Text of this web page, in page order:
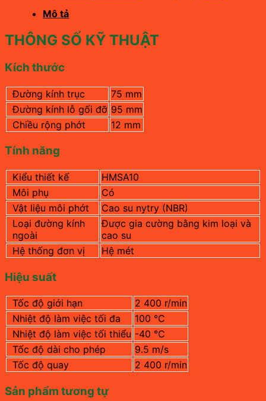
Mô tả
THÔNG SỐ KỸ THUẬT
Kích thước
Đường kính trục
75 mm
Đường kính lỗ gối đỡ 95 mm
Chiều rộng phớt
12 mm
Tính năng
Kiểu thiết kế
HMSA10
Môi phụ
Có
Vật liệu môi phớt
Cao su nytry (NBR)
Loại đường kính
ngoài
Được gia cường bằng kim loại và
cao su
Hệ thống đơn vị
Hệ mét
Hiệu suất
Tốc độ giới hạn
2 400 r/min
Nhiệt độ làm việc tối đa
100 °C
Nhiệt độ làm việc tối thiểu -40 °C
Tốc độ dài cho phép
9.5 m/s
Tốc độ quay
2 400 r/min
Sản phẩm tương tự